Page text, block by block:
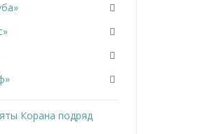
Корана подряд